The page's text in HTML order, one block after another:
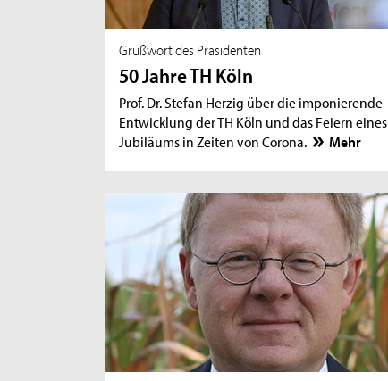
Grußwort des Präsidenten
50 Jahre TH Köln
Prof. Dr. Stefan Herzig über die imponierende
Entwicklung der TH Köln und das Feiern eines
Jubiläums in Zeiten von Corona.
Mehr